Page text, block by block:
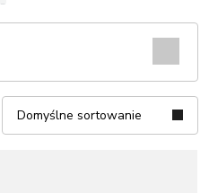
Domyślne sortowanie